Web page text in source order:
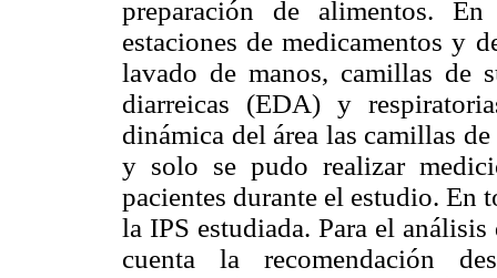
preparación de alimentos.
estaciones de medicamentos y
lavado de manos, camillas de
diarreicas (EDA) y
dinámica del área las camillas
y solo se pudo realizar
pacientes durante el estudio. En
la IPS estudiada. Para el
cuenta la recomendación